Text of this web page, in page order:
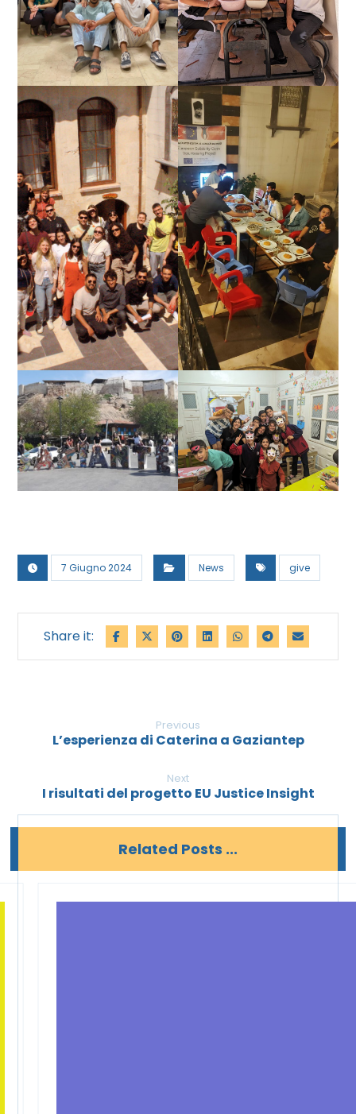
7 Giugno 2024 News give
Previous
L’esperienza di Caterina a Gaziantep
Next
I risultati del progetto EU Justice Insight
Related Posts ...